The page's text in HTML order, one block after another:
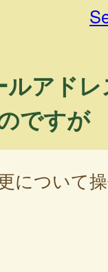
アド
ですが
について